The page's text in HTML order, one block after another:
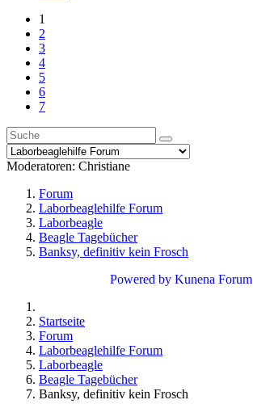
1
2
3
4
5
6
7
Moderatoren: Christiane
Forum
Laborbeaglehilfe Forum
Laborbeagle
Beagle Tagebücher
Banksy, definitiv kein Frosch
Powered by Kunena Forum
Startseite
Forum
Laborbeaglehilfe Forum
Laborbeagle
Beagle Tagebücher
Banksy, definitiv kein Frosch